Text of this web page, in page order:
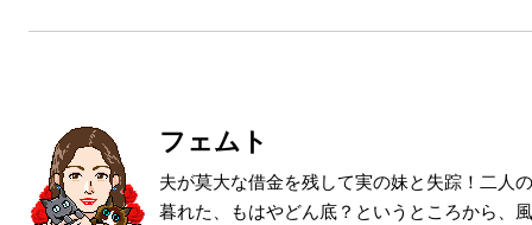
フェムト
夫が莫大な借金を残して実の妹と失踪！二人
暮れた、もはやどん底？というところから、